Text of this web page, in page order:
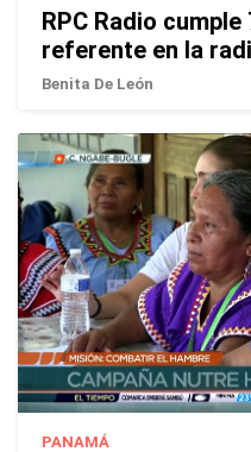
RPC Radio
referente en la
Benita De León
PANAMÁ